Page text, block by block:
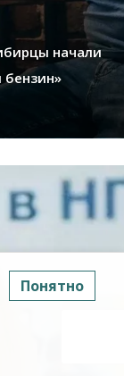
начали
бензин»
Понятно